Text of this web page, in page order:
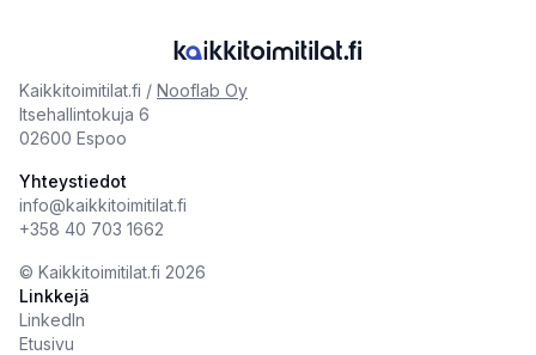
Kaikkitoimitilat.fi / Nooflab Oy
Itsehallintokuja 6
02600 Espoo
Yhteystiedot
info@kaikkitoimitilat.fi
+358 40 703 1662
©️ Kaikkitoimitilat.fi 2026
Linkkejä
LinkedIn
Etusivu